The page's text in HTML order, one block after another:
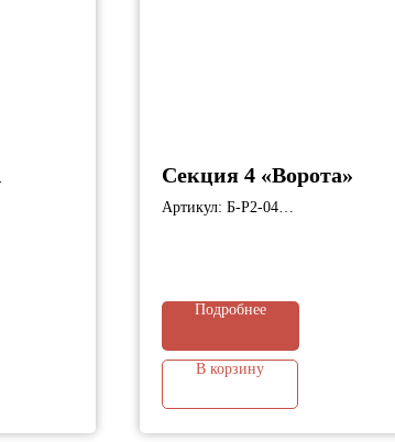
Секция 4 «Ворота»
Артикул: Б-Р2-04
Подробнее
В корзину